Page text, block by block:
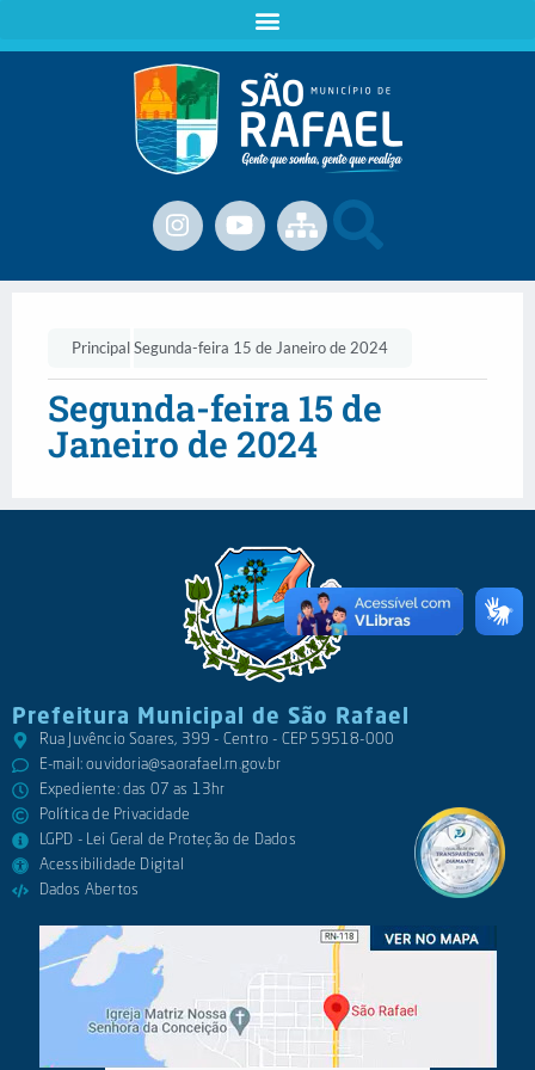
PrincipalSegunda-feira 15 de Janeiro de 2024
Segunda-feira 15 de
Janeiro de 2024
Prefeitura Municipal de São Rafael
Rua Juvêncio Soares, 399 - Centro - CEP 59518-000
E-mail:ouvidoria@saorafael.rn.gov.br
Expediente: das 07 as 13hr
Política de Privacidade
LGPD - Lei Geral de Proteção de Dados
Acessibilidade Digital
Dados Abertos